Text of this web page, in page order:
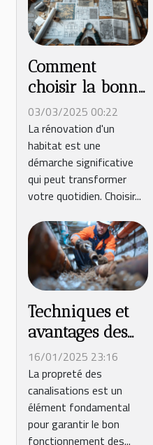
Comment
choisir la bonne
entreprise pour
vos projets de
rénovation ?
03/03/2025 00:22
La rénovation d'un
habitat est une
démarche significative
qui peut transformer
votre quotidien. Choisir...
Techniques et
avantages des
services de
nettoyage de
canalisations
16/01/2025 23:16
La propreté des
canalisations est un
élément fondamental
pour garantir le bon
fonctionnement des...